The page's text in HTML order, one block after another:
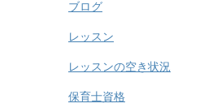
ブログ
レッスン
レッスンの空き状況
保育士資格